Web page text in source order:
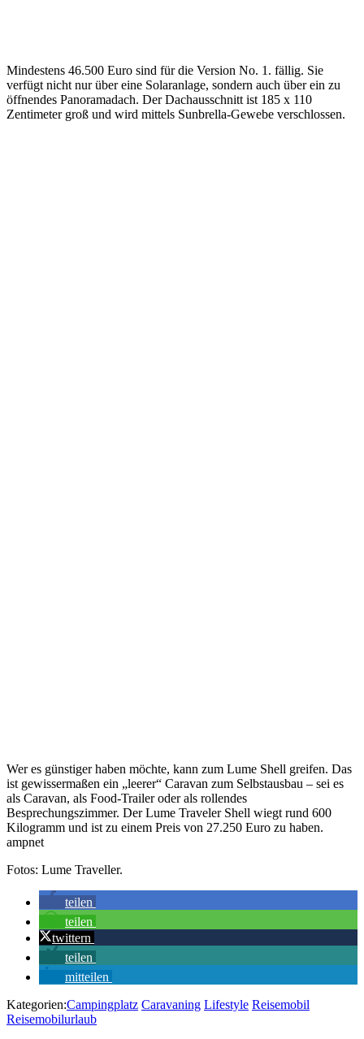
Mindestens 46.500 Euro sind für die Version No. 1. fällig. Sie
verfügt nicht nur über eine Solaranlage, sondern auch über ein zu
öffnendes Panoramadach. Der Dachausschnitt ist 185 x 110
Zentimeter groß und wird mittels Sunbrella-Gewebe verschlossen.
Wer es günstiger haben möchte, kann zum Lume Shell greifen. Das
ist gewissermaßen ein „leerer“ Caravan zum Selbstausbau – sei es
als Caravan, als Food-Trailer oder als rollendes
Besprechungszimmer. Der Lume Traveler Shell wiegt rund 600
Kilogramm und ist zu einem Preis von 27.250 Euro zu haben.
ampnet
Fotos: Lume Traveller.
teilen
teilen
twittern
teilen
mitteilen
Kategorien:Campingplatz Caravaning Lifestyle Reisemobil
Reisemobilurlaub